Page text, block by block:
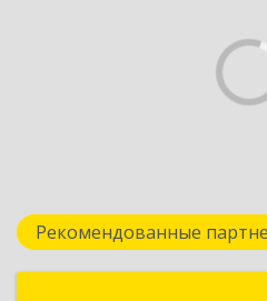
Рекомендованные